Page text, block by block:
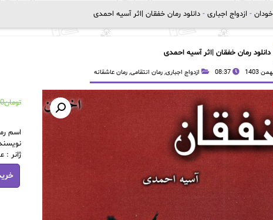
- ازدواج اجباری - دانلود رمان خفقان |اثر آسیه احمدی
دانلود رمان خفقان |اثر آسیه احمدی
08:37 ازدواج اجباری, رمان انتقامی, رمان عاشقانه
تومان
اسم
ژانر :
دانلود
رمان
خفقان